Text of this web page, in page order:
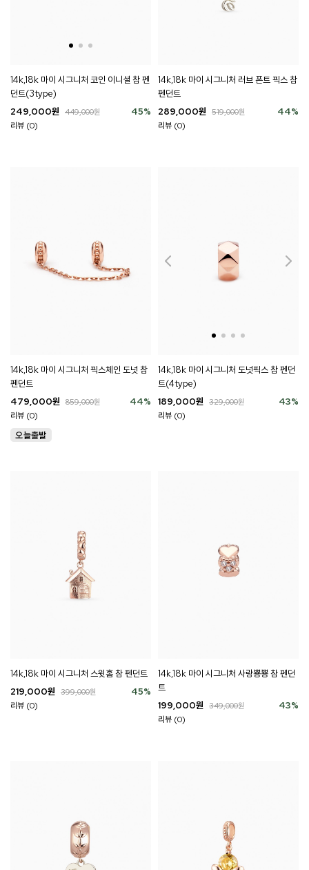
14k,18k 마이 시그니처 코인 이니셜 참 펜
던트(3type)
45%
249,000원 449,000원
리뷰 (0)
14k,18k 마이 시그니처 러브 폰트 픽스 참
펜던트
44%
289,000원 519,000원
리뷰 (0)
14k,18k 마이 시그니처 픽스체인 도넛 참
펜던트
44%
479,000원 859,000원
리뷰 (0)
14k,18k 마이 시그니처 도넛픽스 참 펜던
트(4type)
43%
189,000원 329,000원
리뷰 (0)
14k,18k 마이 시그니처 스윗홈 참 펜던트
45%
219,000원 399,000원
리뷰 (0)
14k,18k 마이 시그니처 사랑뿅뿅 참 펜던
트
43%
199,000원 349,000원
리뷰 (0)